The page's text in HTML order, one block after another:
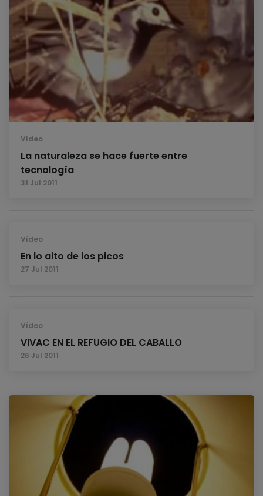
Vídeo
La naturaleza se hace fuerte entre
tecnología
31 Jul 2011
Vídeo
En lo alto de los picos
27 Jul 2011
Vídeo
VIVAC EN EL REFUGIO DEL CABALLO
26 Jul 2011